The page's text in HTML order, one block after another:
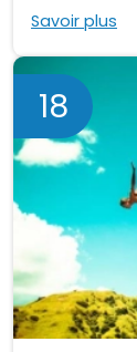
Savoir plus
18